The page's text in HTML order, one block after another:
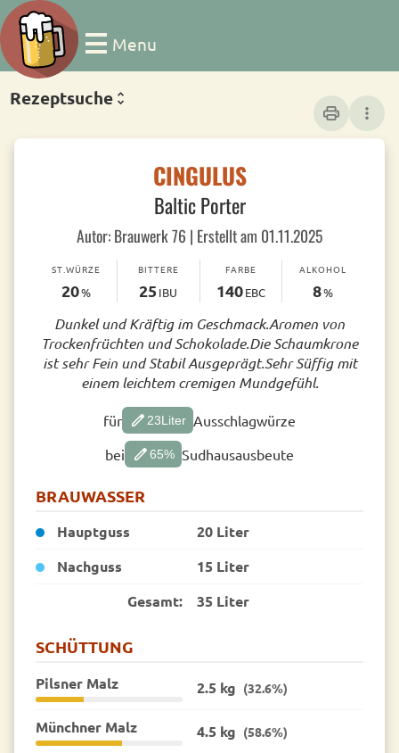
Menu
Rezeptsuche
print more_vert
CINGULUS
Baltic Porter
Autor: Brauwerk 76 | Erstellt am 01.11.2025
ST.WÜRZE
20%
BITTERE
25 IBU
FARBE
140EBC
ALKOHOL
8%
Dunkel und Kräftig im Geschmack.Aromen von
Trockenfrüchten und Schokolade.Die Schaumkrone
ist sehr Fein und Stabil Ausgeprägt.Sehr Süffig mit
einem leichtem cremigen Mundgefühl.
für edit 23Liter Ausschlagwürze
bei edit65% Sudhausausbeute
BRAUWASSER
Hauptguss
20 Liter
Nachguss
15 Liter
Gesamt:
35 Liter
SCHÜTTUNG
Pilsner Malz 2.5 kg (32.6%)
Münchner Malz 4.5 kg (58.6%)